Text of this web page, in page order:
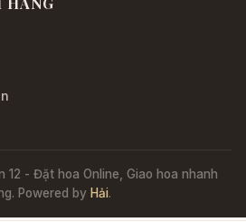
12 - Đặt hoa Online, Giao hoa nhanh
Powered by Hải.